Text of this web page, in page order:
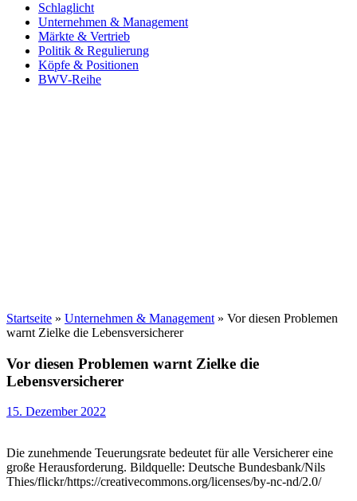
Schlaglicht
Unternehmen & Management
Märkte & Vertrieb
Politik & Regulierung
Köpfe & Positionen
BWV-Reihe
Startseite » Unternehmen & Management » Vor diesen Problemen
warnt Zielke die Lebensversicherer
Vor diesen Problemen warnt Zielke die
Lebensversicherer
15. Dezember 2022
Die zunehmende Teuerungsrate bedeutet für alle Versicherer eine
große Herausforderung. Bildquelle: Deutsche Bundesbank/Nils
Thies/flickr/https://creativecommons.org/licenses/by-nc-nd/2.0/